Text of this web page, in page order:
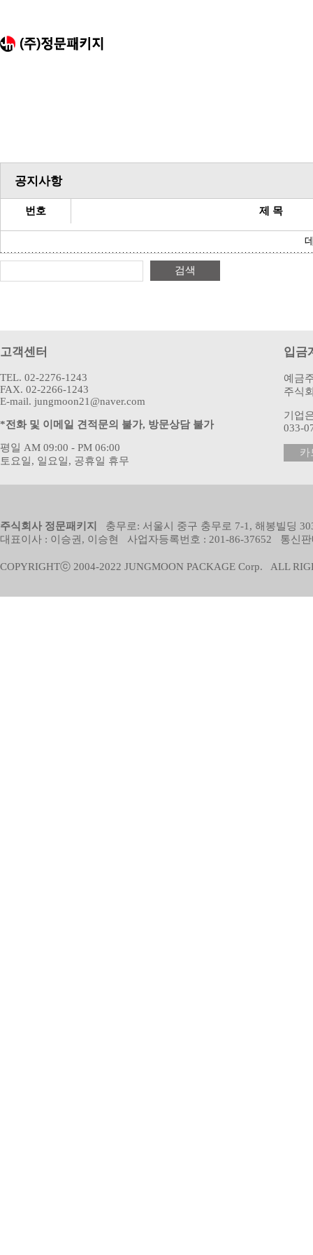
공지사항
번호 제 목
고객센터
TEL. 02-2276-1243
FAX. 02-2266-1243
E-mail. jungmoon21@naver.com
*전화 및 이메일 견적문의 불가, 방문상담 불가
평일 AM 09:00 - PM 06:00
토요일, 일요일, 공휴일 휴무
입금
예금
주식
기업
033-
카
주식회사 정문패키지
충무로: 서울시 중구 충무로 7-1, 해봉빌딩
대표이사 : 이승권, 이승현 사업자등록번호 : 201-86-37652 통신
COPYRIGHTⓒ 2004-2022 JUNGMOON PACKAGE Corp. ALL